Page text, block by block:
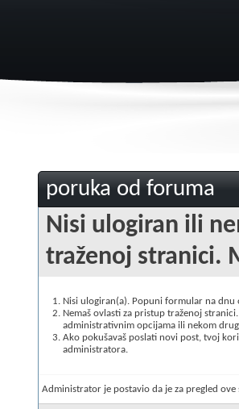
poruka od foruma
Nisi ulogiran ili
traženoj stranici.
Nisi ulogiran(a). Popuni formular na
Nemaš ovlasti za pristup traženoj
administrativnim opcijama ili nekom
Ako pokušavaš poslati novi post, tvoj
administratora.
Administrator je postavio da je za pregled